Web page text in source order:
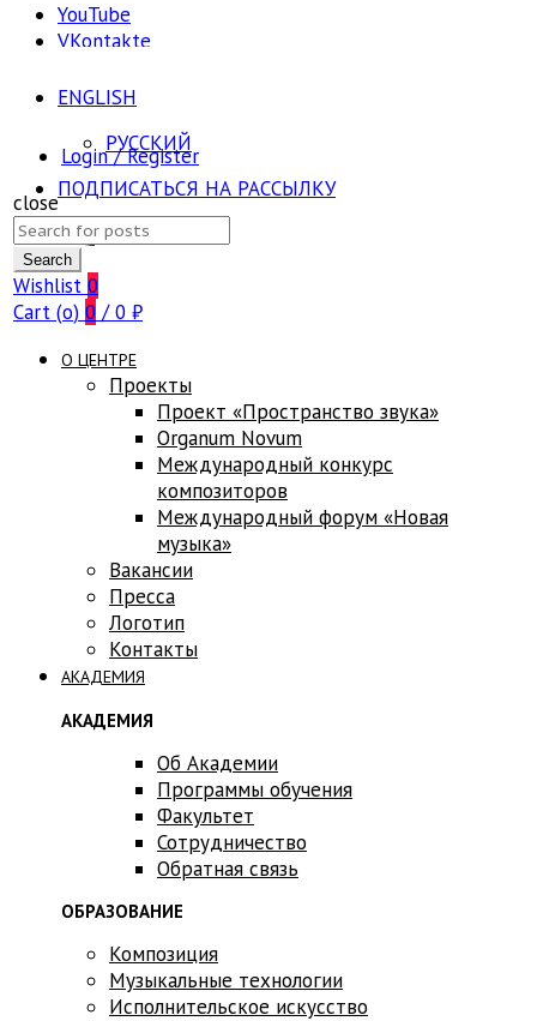
YouTube
VKontakte
ENGLISH
РУССКИЙ
ПОДПИСАТЬСЯ НА РАССЫЛКУ
FAQ
Login / Register
close
Search
for:
Search
Wishlist 0
Cart (o) 0 / 0 ₽
О ЦЕНТРЕ
Проекты
Проект «Пространство звука»
Оrganum Novum
Международный конкурс
композиторов
Международный форум «Новая
музыка»
Вакансии
Пресса
Логотип
Контакты
АКАДЕМИЯ
АКАДЕМИЯ
Об Академии
Программы обучения
Факультет
Сотрудничество
Обратная связь
ОБРАЗОВАНИЕ
Композиция
Музыкальные технологии
Исполнительское искусство